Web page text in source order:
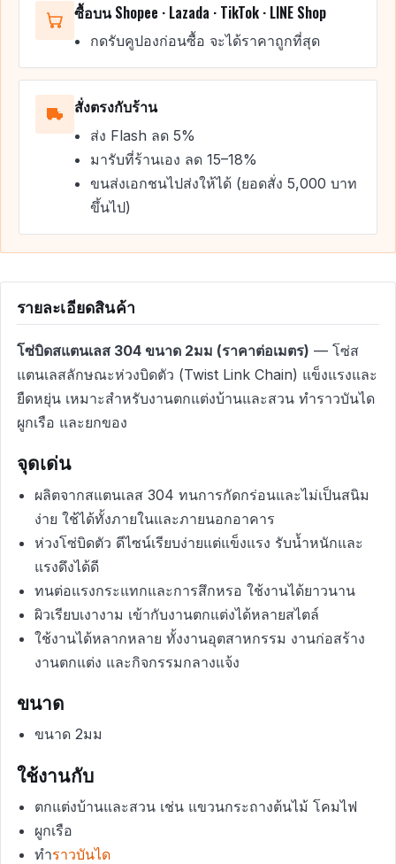
ซื้อบน Shopee · Lazada · TikTok · LINE Shop
กดรับคูปองก่อนซื้อ จะได้ราคาถูกที่สุด
สั่งตรงกับร้าน
ส่ง Flash ลด 5%
มารับที่ร้านเอง ลด 15–18%
ขนส่งเอกชนไปส่งให้ได้ (ยอดสั่ง 5,000 บาท
ขึ้นไป)
รายละเอียดสินค้า
โซ่บิดสแตนเลส 304 ขนาด 2มม (ราคาต่อเมตร) — โซ่ส
แตนเลสลักษณะห่วงบิดตัว (Twist Link Chain) แข็งแรงและ
ยืดหยุ่น เหมาะสำหรับงานตกแต่งบ้านและสวน ทำราวบันได
ผูกเรือ และยกของ
จุดเด่น
ผลิตจากสแตนเลส 304 ทนการกัดกร่อนและไม่เป็นสนิม
ง่าย ใช้ได้ทั้งภายในและภายนอกอาคาร
ห่วงโซ่บิดตัว ดีไซน์เรียบง่ายแต่แข็งแรง รับน้ำหนักและ
แรงดึงได้ดี
ทนต่อแรงกระแทกและการสึกหรอ ใช้งานได้ยาวนาน
ผิวเรียบเงางาม เข้ากับงานตกแต่งได้หลายสไตล์
ใช้งานได้หลากหลาย ทั้งงานอุตสาหกรรม งานก่อสร้าง
งานตกแต่ง และกิจกรรมกลางแจ้ง
ขนาด
ขนาด 2มม
ใช้งานกับ
ตกแต่งบ้านและสวน เช่น แขวนกระถางต้นไม้ โคมไฟ
ผูกเรือ
ทำราวบันได